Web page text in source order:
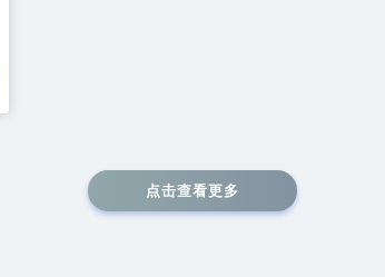
点击查看更多